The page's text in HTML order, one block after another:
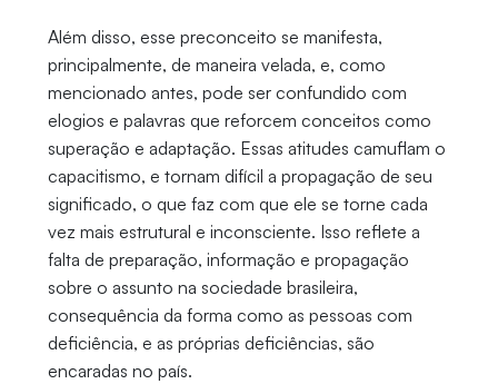
Além disso, esse preconceito se manifesta,
principalmente, de maneira velada, e, como
mencionado antes, pode ser confundido com
elogios e palavras que reforcem conceitos como
superação e adaptação. Essas atitudes camuflam o
capacitismo, e tornam difícil a propagação de seu
significado, o que faz com que ele se torne cada
vez mais estrutural e inconsciente. Isso reflete a
falta de preparação, informação e propagação
sobre o assunto na sociedade brasileira,
consequência da forma como as pessoas com
deficiência, e as próprias deficiências, são
encaradas no país.